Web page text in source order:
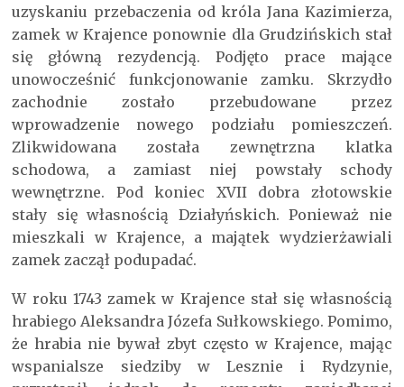
uzyskaniu przebaczenia od króla Jana Kazimierza,
zamek w Krajence ponownie dla Grudzińskich stał
się główną rezydencją. Podjęto prace mające
unowocześnić funkcjonowanie zamku. Skrzydło
zachodnie zostało przebudowane przez
wprowadzenie nowego podziału pomieszczeń.
Zlikwidowana została zewnętrzna klatka
schodowa, a zamiast niej powstały schody
wewnętrzne. Pod koniec XVII dobra złotowskie
stały się własnością Działyńskich. Ponieważ nie
mieszkali w Krajence, a majątek wydzierżawiali
zamek zaczął podupadać.
W roku 1743 zamek w Krajence stał się własnością
hrabiego Aleksandra Józefa Sułkowskiego. Pomimo,
że hrabia nie bywał zbyt często w Krajence, mając
wspanialsze siedziby w Lesznie i Rydzynie,